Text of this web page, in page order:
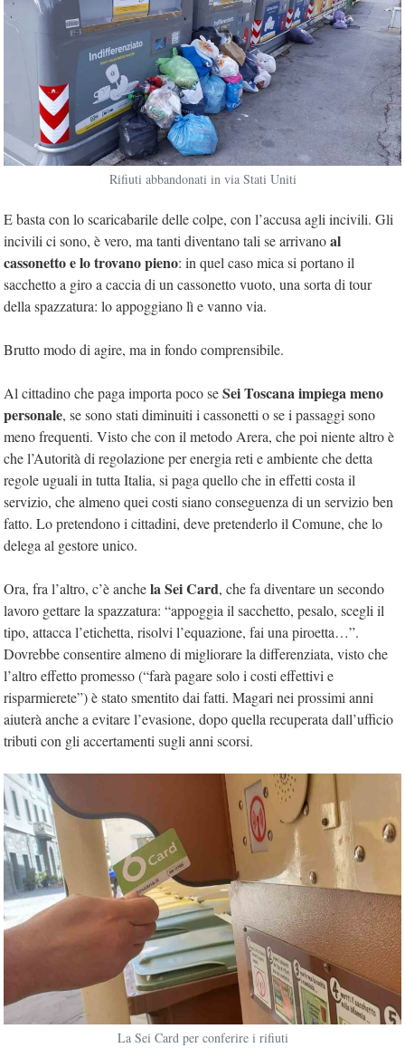
Rifiuti abbandonati in via Stati Uniti
E basta con lo scaricabarile delle colpe, con l’accusa agli incivili. Gli
incivili ci sono, è vero, ma tanti diventano tali se arrivanoal
cassonetto e lo trovano pieno: in quel caso mica si portano il
sacchetto a giro a caccia di un cassonetto vuoto, una sorta di tour
della spazzatura: lo appoggiano lì e vanno via.
Brutto modo di agire, ma in fondo comprensibile.
Al cittadino che paga importa poco seSei Toscana impiega meno
personale, se sono stati diminuiti i cassonetti o se i passaggi sono
meno frequenti. Visto che con il metodo Arera, che poi niente altro è
che l’Autorità di regolazione per energia reti e ambiente che detta
regole uguali in tutta Italia, si paga quello che in effetti costa il
servizio, che almeno quei costi siano conseguenza di un servizio ben
fatto. Lo pretendono i cittadini, deve pretenderlo il Comune, che lo
delega al gestore unico.
Ora, fra l’altro, c’è anchela Sei Card, che fa diventare un secondo
lavoro gettare la spazzatura: “appoggia il sacchetto, pesalo, scegli il
tipo, attacca l’etichetta, risolvi l’equazione, fai una piroetta…”.
Dovrebbe consentire almeno di migliorare la differenziata, visto che
l’altro effetto promesso (“farà pagare solo i costi effettivi e
risparmierete”) è stato smentito dai fatti. Magari nei prossimi anni
aiuterà anche a evitare l’evasione, dopo quella recuperata dall’ufficio
tributi con gli accertamenti sugli anni scorsi.
La Sei Card per conferire i rifiuti